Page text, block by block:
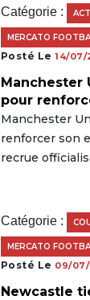
Catégorie :
MERCATO
Posté Le14/07/
Manchester
pour
Manchester
renforcer son
recrue
Catégorie :
MERCATO
Posté Le 09/07/
Newcastle